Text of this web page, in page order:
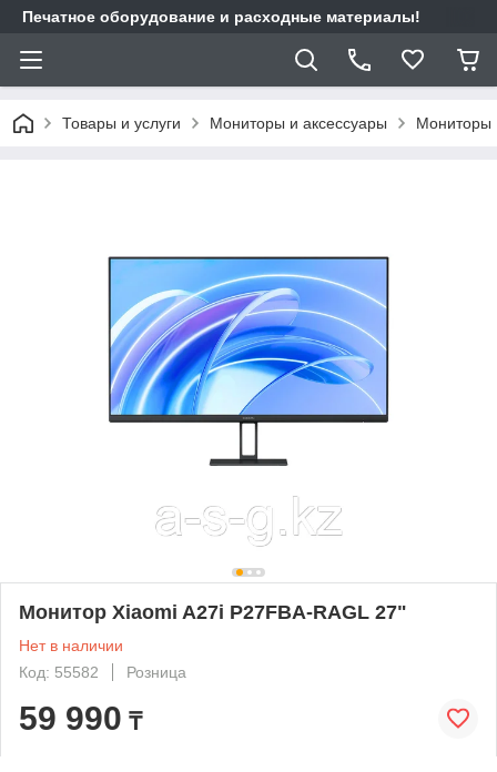
Печатное оборудование и расходные материалы!
Товары и услуги Мониторы и аксессуары Мониторы
Монитор Xiaomi A27i P27FBA-RAGL 27"
Нет в наличии
Код: 55582
Розница
59 990 ₸